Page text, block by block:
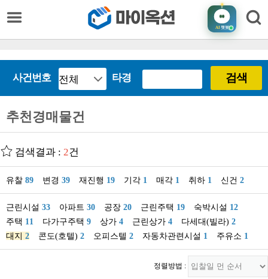
AI챗봇
사건번호 타경 검색
추천경매물건
검색결과 : 2건
유찰 89 변경 39 재진행 19 기각 1 매각 1 취하 1 신건 2
근린시설 33 아파트 30 공장 20 근린주택 19 숙박시설 12
주택 11 다가구주택 9 상가 4 근린상가 4 다세대(빌라) 2
대지 2 콘도(호텔) 2 오피스텔 2 자동차관련시설 1 주유소 1
정렬방법 :